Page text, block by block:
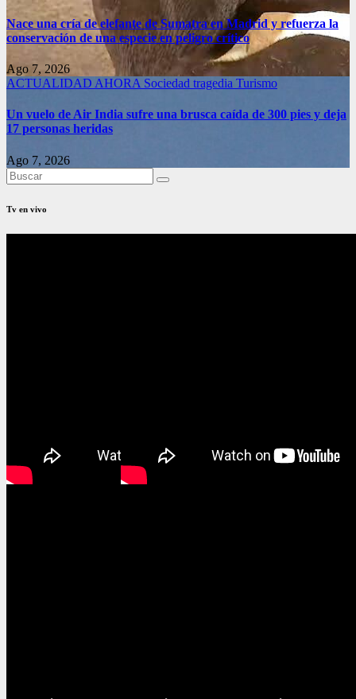
Nace una cría de elefante de Sumatra en Madrid y refuerza la
conservación de una especie en peligro crítico
Ago 7, 2026
ACTUALIDAD AHORA Sociedad tragedia Turismo
Un vuelo de Air India sufre una brusca caída de 300 pies y deja
17 personas heridas
Ago 7, 2026
Tv en vivo